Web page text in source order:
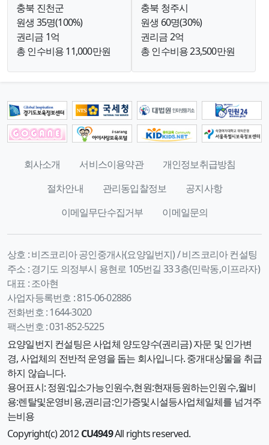
충북 진천군
원생 35명(100%)
권리금 1억
총 인수비용 11,000만원
충북 청주시
원생 60명(30%)
권리금 2억
총 인수비용 23,500만원
회사소개 서비스이용약관
개인정보취급방침
절차안내
관리동입찰정보
공지사항
이메일무단수집거부
이메일문의
상호 :비즈코리아 공인중개사(요양일번지) / 비즈코리아 컨설팅
주소 :경기도 의정부시 용현로 105번길 33 3층(민락동,이프라자)
대표 :조아현
사업자등록번호 :815-06-02886
전화번호 :1644-3020
팩스번호 :031-852-5225
요양일번지 컨설팅은 사업체 양도양수(권리금) 자문 및 인가변
경, 사업체의 전반적 운영을 돕는 회사입니다. 중개대상물을 취급
하지 않습니다.
용어표시: 정원:입소가능인원수,현원:현재등원하는인원수,월비
용:렌탈및운영비용,권리금:인가증및시설등사업체일체를 넘겨주
는비용
Copyright(c) 2012CU4949All rights reserved.